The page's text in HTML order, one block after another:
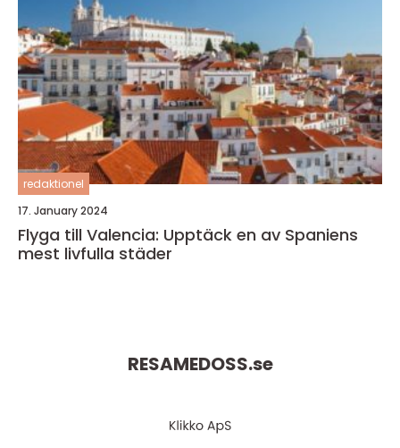
redaktionel
17. January 2024
Flyga till Valencia: Upptäck en av Spaniens
mest livfulla städer
RESAMEDOSS.se